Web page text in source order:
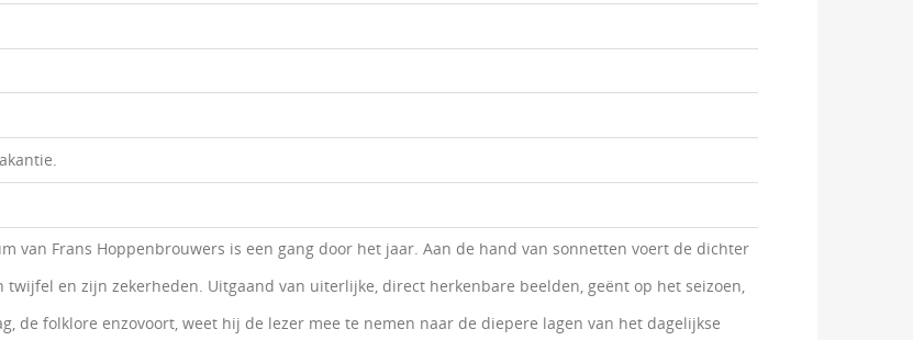
van Frans Hoppenbrouwers is een gang door het jaar. Aan de hand van sonnetten voert de dichter
en zijn zekerheden. Uitgaand van uiterlijke, direct herkenbare beelden, geënt op het seizoen,
de folklore enzovoort, weet hij de lezer mee te nemen naar de diepere lagen van het dagelijkse